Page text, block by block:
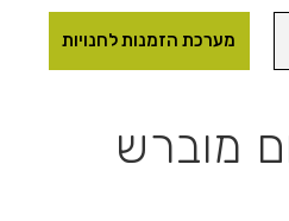
מערכת הזמנות לחנויות